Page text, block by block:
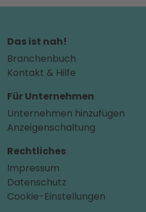
Das ist nah!
Branchenbuch
Kontakt & Hilfe
Für Unternehmen
Unternehmen hinzufügen
Anzeigenschaltung
Rechtliches
Impressum
Datenschutz
Cookie-Einstellungen